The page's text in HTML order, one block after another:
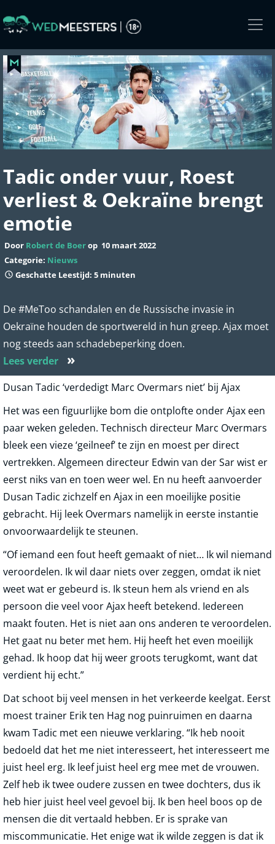
to
content
Tadic onder vuur, Roest
verliest & Oekraïne brengt
emotie
Door Robert de Boerop 10 maart 2022
Categorie: Nieuws
Geschatte Leestijd: 5 minuten
De #MeToo schandalen en de Russische invasie in
Oekraïne houden de sportwereld in hun greep. Ajax moet
nog steeds aan schadebeperking doen.
Lees verder
»
Dusan Tadic ‘verdedigt Marc Overmars niet’ bij Ajax
Het was een figuurlijke bom die ontplofte onder Ajax een
paar weken geleden. Technisch directeur Marc Overmars
bleek een vieze ‘geilneef’ te zijn en moest per direct
vertrekken. Algemeen directeur Edwin van der Sar wist er
eerst niks van en toen weer wel. En nu heeft aanvoerder
Dusan Tadic zichzelf en Ajax in een moeilijke positie
gebracht. Hij leek Overmars namelijk in eerste instantie
onvoorwaardelijk te steunen.
“Of iemand een fout heeft gemaakt of niet… Ik wil niemand
veroordelen. Ik wil daar niets over zeggen, omdat ik niet
weet wat er gebeurd is. Ik steun hem als vriend en als
persoon die veel voor Ajax heeft betekend. Iedereen
maakt fouten. Het is niet aan ons anderen te veroordelen.
Het gaat nu beter met hem. Hij heeft het even moeilijk
gehad. Ik hoop dat hij weer groots terugkomt, want dat
verdient hij echt.”
Dat schoot bij veel mensen in het verkeerde keelgat. Eerst
moest trainer Erik ten Hag nog puinruimen en daarna
kwam Tadic met een nieuwe verklaring. “Ik heb nooit
bedoeld dat het me niet interesseert, het interesseert me
juist heel erg. Ik leef juist heel erg mee met de vrouwen.
Zelf heb ik twee oudere zussen en twee dochters, dus ik
heb hier juist heel veel gevoel bij. Ik ben heel boos op de
mensen die dit vertaald hebben. Er is sprake van
miscommunicatie. Het enige wat ik wilde zeggen is dat ik